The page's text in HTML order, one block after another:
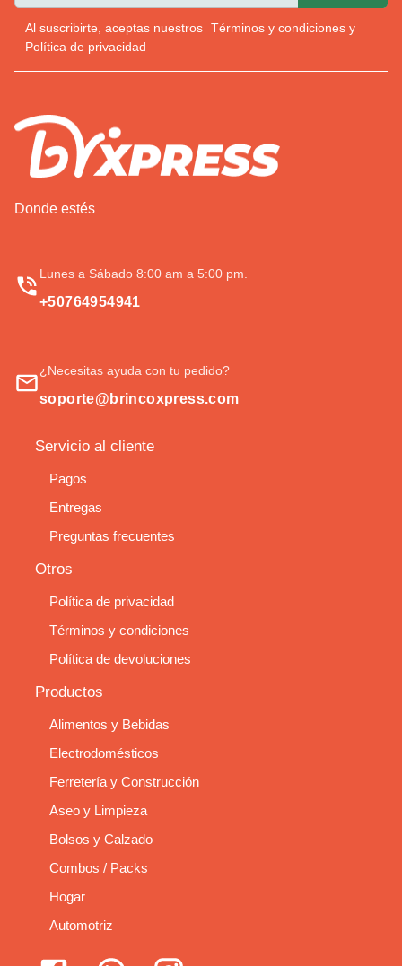
Al suscribirte, aceptas nuestros Términos y condiciones y
Política de privacidad
Donde estés
Lunes a Sábado 8:00 am a 5:00 pm.
+50764954941
¿Necesitas ayuda con tu pedido?
soporte@brincoxpress.com
Servicio al cliente
Pagos
Entregas
Preguntas frecuentes
Otros
Política de privacidad
Términos y condiciones
Política de devoluciones
Productos
Alimentos y Bebidas
Electrodomésticos
Ferretería y Construcción
Aseo y Limpieza
Bolsos y Calzado
Combos / Packs
Hogar
Automotriz